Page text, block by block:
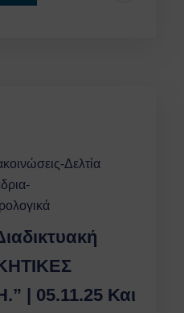
Δελτία
| 05.11.25 Και